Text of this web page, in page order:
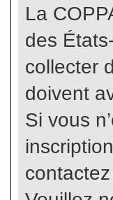
La
des
collecter
doivent
Si vous